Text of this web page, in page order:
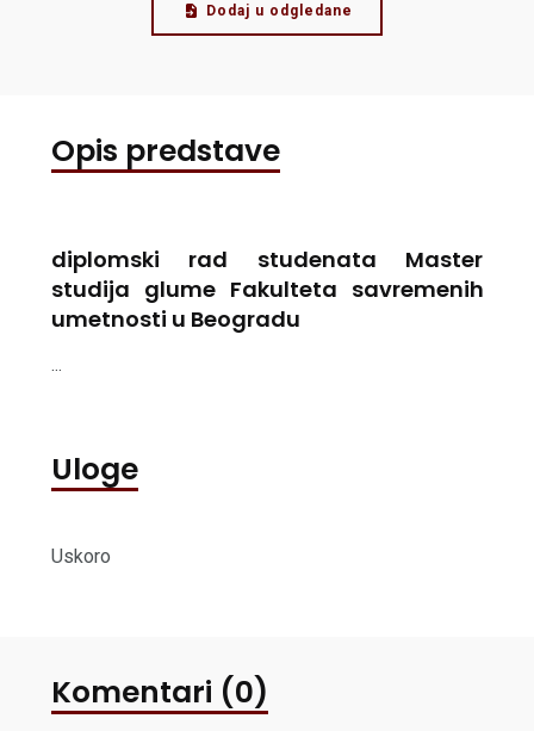
Dodaj u odgledane
Opis predstave
diplomski rad studenata Master
studija glume Fakulteta savremenih
umetnosti u Beogradu
...
Uloge
Uskoro
Komentari (0)